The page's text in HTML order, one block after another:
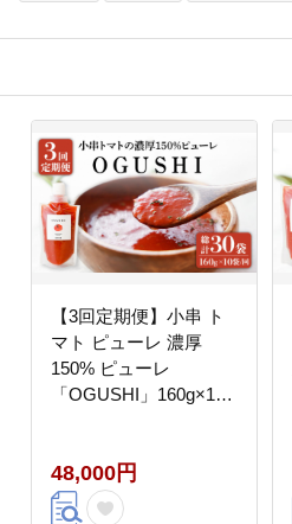
【3回定期便】小串 ト
マト ピューレ 濃厚
150% ピューレ
「OGUSHI」160g×10
48,000円